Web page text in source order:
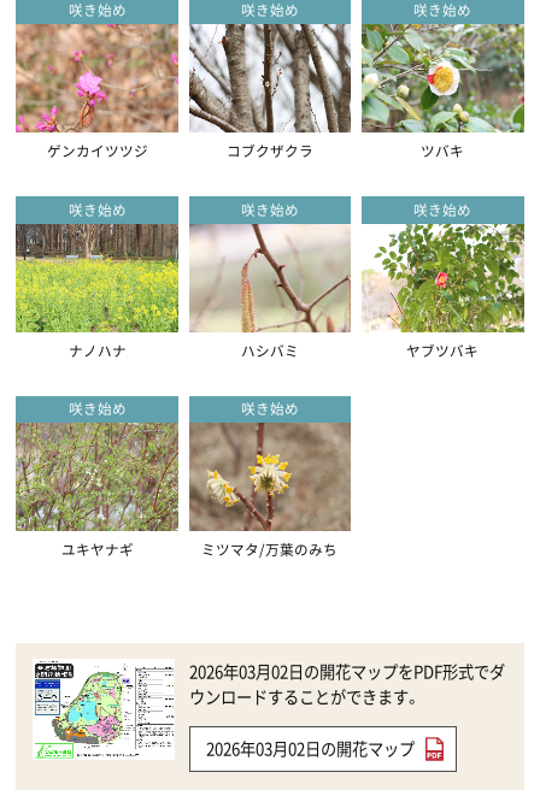
咲き始め
ゲンカイツツジ
咲き始め
コブクザクラ
咲き始め
ツバキ
咲き始め
ナノハナ
咲き始め
ハシバミ
咲き始め
ヤブツバキ
咲き始め
ユキヤナギ
咲き始め
ミツマタ/万葉のみち
2026年03月02日の開花マップをPDF形式でダ
ウンロードすることができます。
2026年03月02日の開花マップ